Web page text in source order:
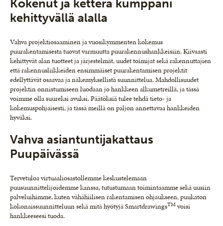
Kokenut ja ketterä kumppani
kehittyvällä alalla
Vahva projektiosaaminen ja vuosikymmenten kokemus
puurakentamisesta tuovat varmuutta puurakennushankkeisiin. Kiivaasti
kehittyvät alan tuotteet ja järjestelmät, uudet toimijat sekä rakennuttajien
että rakennusliikkeiden ensimmäiset puurakentamisen projektit
edellyttävät osaavaa ja näkemyksellistä suunnittelua. Mahdollisuudet
projektin onnistumiseen luodaan jo hankkeen alkumetreillä, ja tässä
voimme olla suureksi avuksi. Päätöksiä tulee tehdä tieto- ja
kokemuspohjaisesti, ja tässä meillä on paljon annettavaa hankkeiden
hyväksi.
Vahva asiantuntijakattaus
Puupäivässä
Tervetuloa virtuaaliosastollemme keskustelemaan
puusuunnittelijoidemme kanssa, tutustumaan toimintaamme sekä uusiin
palveluihimme, kuten vähähiilisen rakentamisen ohjaukseen, puukaton
kokonaissuunnitteluun sekä mitä hyötyjä SmartdrawingsTM voisi
hankkeeseesi tuoda.